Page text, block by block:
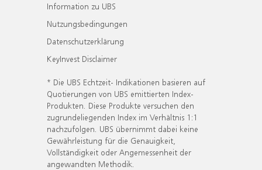
Information zu UBS
Nutzungsbedingungen
Datenschutzerklärung
KeyInvest Disclaimer
* Die UBS Echtzeit- Indikationen basieren auf
Quotierungen von UBS emittierten Index-
Produkten. Diese Produkte versuchen den
zugrundeliegenden Index im Verhältnis 1:1
nachzufolgen. UBS übernimmt dabei keine
Gewährleistung für die Genauigkeit,
Vollständigkeit oder Angemessenheit der
angewandten Methodik.